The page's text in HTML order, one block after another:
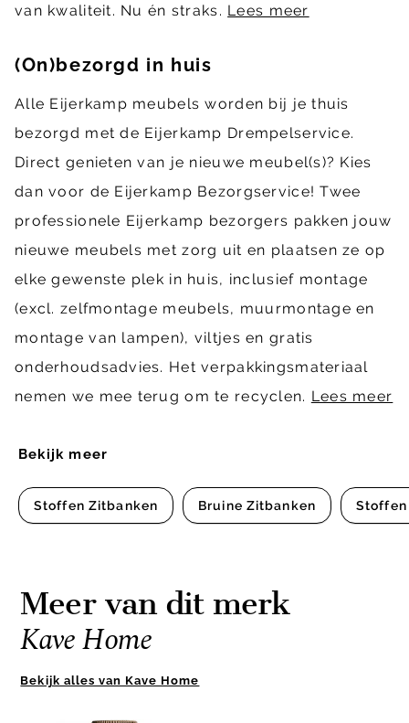
Bekijk meer
Stoffen Zitbanken Bruine Zitbanken Stoffen
van kwaliteit. Nu én straks. Lees meer
(On)bezorgd in huis
Alle Eijerkamp meubels worden bij je thuis
bezorgd met de Eijerkamp Drempelservice.
Direct genieten van je nieuwe meubel(s)? Kies
dan voor de Eijerkamp Bezorgservice! Twee
professionele Eijerkamp bezorgers pakken jouw
nieuwe meubels met zorg uit en plaatsen ze op
elke gewenste plek in huis, inclusief montage
(excl. zelfmontage meubels, muurmontage en
montage van lampen), viltjes en gratis
onderhoudsadvies. Het verpakkingsmateriaal
nemen we mee terug om te recyclen. Lees meer
Meer van dit merk
Kave Home
Bekijk alles van Kave Home